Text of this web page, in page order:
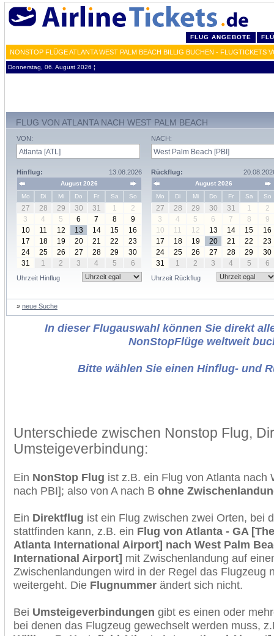
FLUG ANGEBOTE
NONSTOP FLÜGE ATLANTA WEST PALM BEACH BILLIG BUCHEN - FLUGTICKETS
Donnerstag, 06. August 2026 ¦
FLUG VON ATLANTA NACH WEST PALM BEACH
VON:
Hinflug: 13.08.2026
August 2026
Mo
Di Mi Do Fr Sa So
27 28 29 30 31 1
2
3
4 5 6 7 8
9
10
11 12 13 14 15
16
17
18 19 20 21 22
23
24
25 26 27 28 29
30
31
1 2 3 4 5 6
Uhrzeit Hinflug
NACH:
Rückflug:
August 2026
Mo
Di Mi Do Fr Sa So
27 28 29 30 31 1
2
3
4 5 6 7 8
9
10
11 12 13 14 15
16
17
18 19 20 21 22
23
24
25 26 27 28 29
30
31
1 2 3 4 5 6
Uhrzeit Rückflug
» neue Suche
In dieser Flugauswahl können Sie direkt
NonStopFlüge weltweit
Bitte wählen Sie einen Hinflug- und
Unterschiede zwischen Nonstop Flug,
Umsteigeverbindung:
Ein NonStop Flug ist z.B. ein Flug von Atlanta nach
nach PBI]; also von A nach B ohne
Ein Direktflug ist ein Flug zwischen zwei Orten, bei
stattfinden kann, z.B. ein Flug von Atlanta - GA
Atlanta International Airport] nach West Palm
International Airport] mit Zwischenlandung auf
Zwischenlandungen wird in der Regel das Flugzeug
weitergeht. Die Flugnummer ändert sich nicht.
Bei Umsteigeverbindungen gibt es einen oder
bei denen das Flugzeug gewechselt werden muss,